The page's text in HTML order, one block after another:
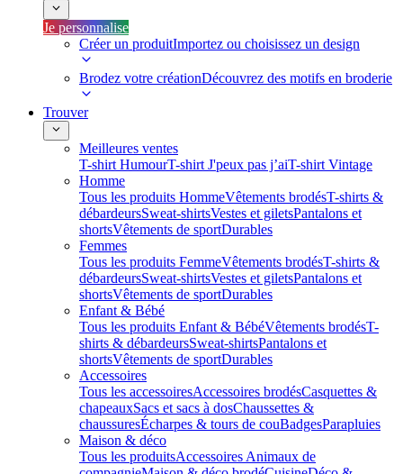
Je personnalise
Créer un produitImportez ou choisissez un design
Brodez votre créationDécouvrez des motifs en broderie
Trouver
Meilleures ventes
T-shirt HumourT-shirt J'peux pas j’aiT-shirt Vintage
Homme
Tous les produits HommeVêtements brodésT-shirts &
débardeursSweat-shirtsVestes et giletsPantalons et
shortsVêtements de sportDurables
Femmes
Tous les produits FemmeVêtements brodésT-shirts &
débardeursSweat-shirtsVestes et giletsPantalons et
shortsVêtements de sportDurables
Enfant & Bébé
Tous les produits Enfant & BébéVêtements brodésT-
shirts & débardeursSweat-shirtsPantalons et
shortsVêtements de sportDurables
Accessoires
Tous les accessoiresAccessoires brodésCasquettes &
chapeauxSacs et sacs à dosChaussettes &
chaussuresÉcharpes & tours de couBadgesParapluies
Maison & déco
Tous les produitsAccessoires Animaux de